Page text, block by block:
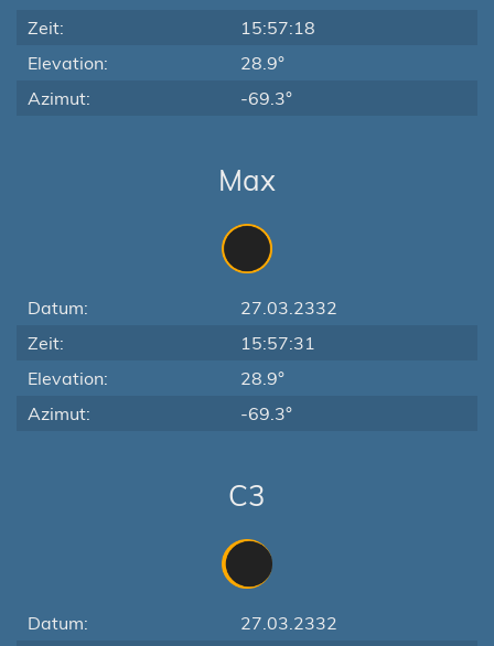
Zeit:
15:57:18
Elevation:
28.9°
Azimut:
-69.3°
Max
Datum:
27.03.2332
Zeit:
15:57:31
Elevation:
28.9°
Azimut:
-69.3°
C3
Datum:
27.03.2332